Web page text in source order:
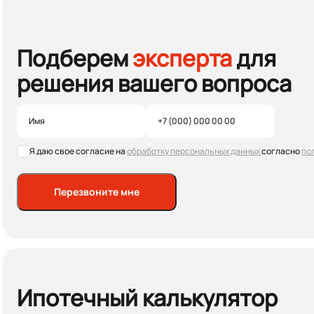
Подберемэкспертадля
решения вашего вопроса
Я даю свое согласие наобработку персональных данныхсогласно
Перезвоните мне
Ипотечный калькулятор